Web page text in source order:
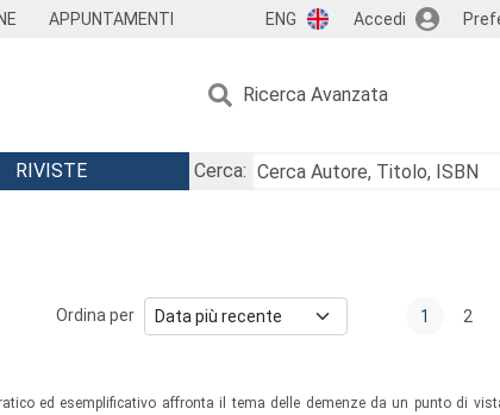
APPUNTAMENTI ENG Accedi
Ricerca Avanzata
RIVISTE
Cerca:
Ordina per 1 2
ed esemplificativo affronta il tema delle demenze da un punto di